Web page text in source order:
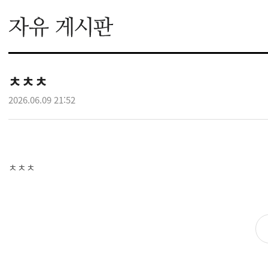
ㅊㅊㅊ
2026.06.09 21:52
ㅊㅊㅊ